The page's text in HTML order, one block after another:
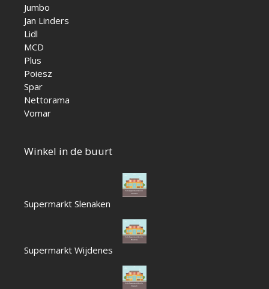
Jumbo
Jan Linders
Lidl
MCD
Plus
Poiesz
Spar
Nettorama
Vomar
Winkel in de buurt
Supermarkt Slenaken
Supermarkt Wijdenes